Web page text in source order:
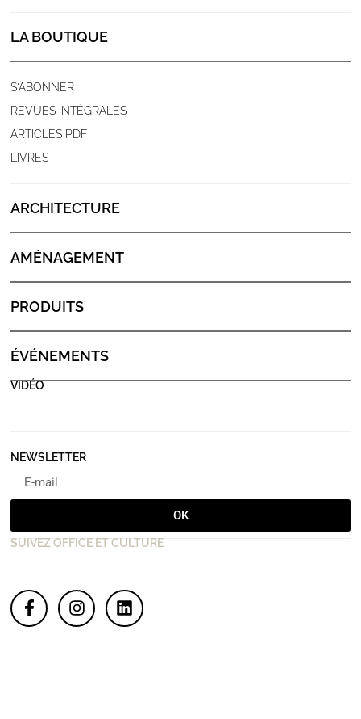
LA BOUTIQUE
S'ABONNER
REVUES INTÉGRALES
ARTICLES PDF
LIVRES
ARCHITECTURE
AMÉNAGEMENT
PRODUITS
ÉVÉNEMENTS
VIDÉO
NEWSLETTER
OK
SUIVEZ OFFICE ET CULTURE